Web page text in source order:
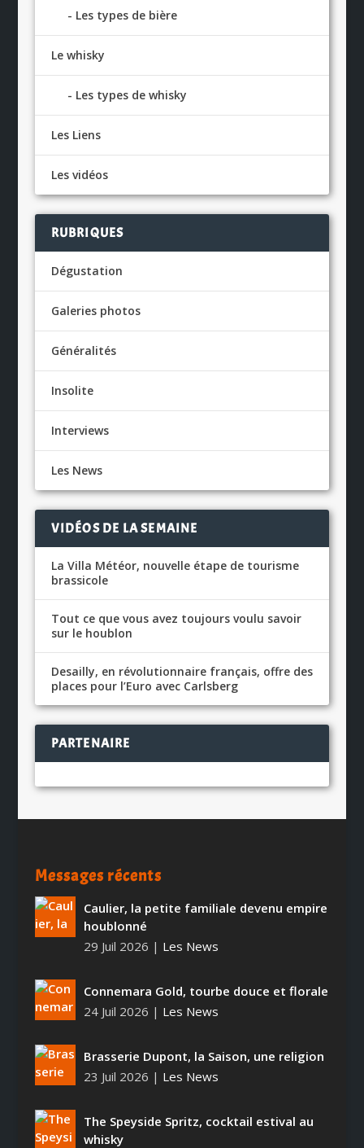
Les types de bière
Le whisky
Les types de whisky
Les Liens
Les vidéos
RUBRIQUES
Dégustation
Galeries photos
Généralités
Insolite
Interviews
Les News
VIDÉOS DE LA SEMAINE
La Villa Météor, nouvelle étape de tourisme
brassicole
Tout ce que vous avez toujours voulu savoir
sur le houblon
Desailly, en révolutionnaire français, offre des
places pour l’Euro avec Carlsberg
PARTENAIRE
Messages récents
Caulier, la petite familiale devenu empire
houblonné
29 Juil 2026 | Les News
Connemara Gold, tourbe douce et florale
24 Juil 2026 | Les News
Brasserie Dupont, la Saison, une religion
23 Juil 2026 | Les News
The Speyside Spritz, cocktail estival au
whisky